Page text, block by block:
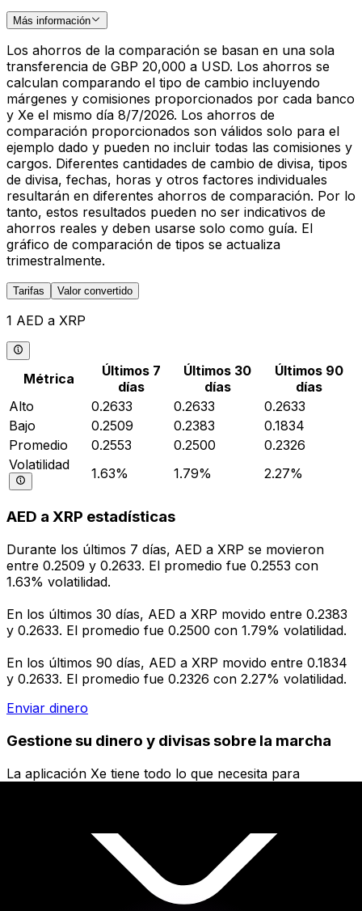
Más información
Los ahorros de la comparación se basan en una sola
transferencia de GBP 20,000 a USD. Los ahorros se
calculan comparando el tipo de cambio incluyendo
márgenes y comisiones proporcionados por cada banco
y Xe el mismo día 8/7/2026. Los ahorros de
comparación proporcionados son válidos solo para el
ejemplo dado y pueden no incluir todas las comisiones y
cargos. Diferentes cantidades de cambio de divisa, tipos
de divisa, fechas, horas y otros factores individuales
resultarán en diferentes ahorros de comparación. Por lo
tanto, estos resultados pueden no ser indicativos de
ahorros reales y deben usarse solo como guía. El
gráfico de comparación de tipos se actualiza
trimestralmente.
Tarifas Valor convertido
1 AED a XRP
Métrica
Últimos 7
días
Últimos 30
días
Últimos 90
días
Alto
0.2633 0.2633
0.2633
Bajo
0.2509 0.2383
0.1834
Promedio
0.2553 0.2500
0.2326
Volatilidad
1.63% 1.79% 2.27%
AED a XRP estadísticas
Durante los últimos 7 días, AED a XRP se movieron
entre 0.2509 y 0.2633. El promedio fue 0.2553 con
1.63% volatilidad.
En los últimos 30 días, AED a XRP movido entre 0.2383
y 0.2633. El promedio fue 0.2500 con 1.79% volatilidad.
En los últimos 90 días, AED a XRP movido entre 0.1834
y 0.2633. El promedio fue 0.2326 con 2.27% volatilidad.
Enviar dinero
Gestione su dinero y divisas sobre la marcha
La aplicación Xe tiene todo lo que necesita para
¡Descárgalo hoy!